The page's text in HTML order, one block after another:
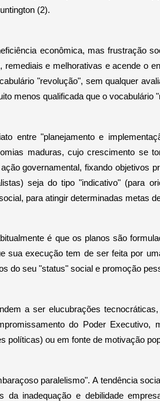
(2).
econômica, mas frustração
remediais e melhorativas e acende o
"revolução", sem qualquer
menos qualificada que o vocabulário
entre "planejamento e
maduras, cujo crescimento se
governamental, fixando objetivos
seja do tipo "indicativo" (para
para atingir determinadas metas
é que os planos são
sua execução tem de ser feita por
do seu "status" social e promoção
a ser elucubrações
do Poder
políticas) ou em fonte de motivação
paralelismo". A tendência
da inadequação e debilidade